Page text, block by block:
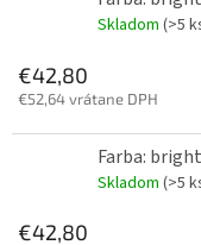
Skladom (>5
€42,80
€52,64 vrátane DPH
Farba:
Skladom (>5
€42,80